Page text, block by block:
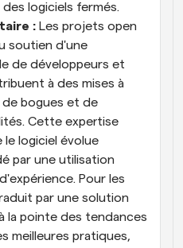
logiciels fermés.
: Les projets open
soutien d'une
de développeurs et
à des mises à
bogues et de
Cette expertise
logiciel évolue
par une utilisation
Pour les
par une solution
la pointe des tendances
meilleures pratiques,